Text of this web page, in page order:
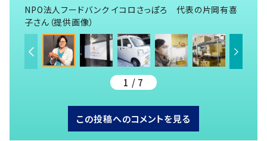
NPO法人フードバンク イコロさっぽろ 代表の片岡有喜
子さん（提供画像）
1 / 7
この投稿へのコメントを見る